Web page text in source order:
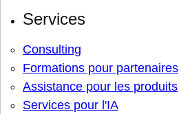
Services
Consulting
Formations pour partenaires
Assistance pour les produits
Services pour l'IA